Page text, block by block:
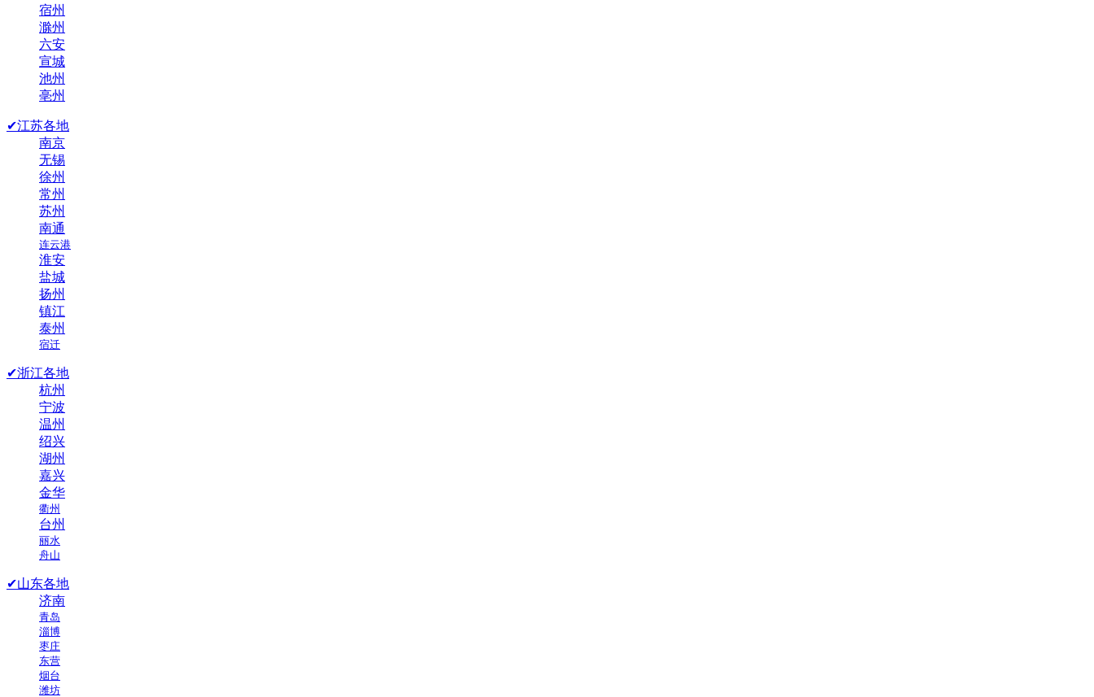
宿州
滁州
六安
宣城
池州
亳州
✔江苏各地
南京
无锡
徐州
常州
苏州
南通
连云港
淮安
盐城
扬州
镇江
泰州
宿迁
✔浙江各地
杭州
宁波
温州
绍兴
湖州
嘉兴
金华
衢州
台州
丽水
舟山
✔山东各地
济南
青岛
淄博
枣庄
东营
烟台
潍坊